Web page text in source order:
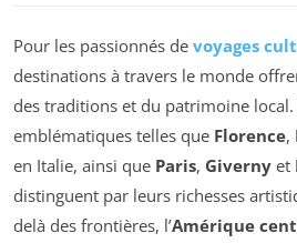
Pour les passionnés de voyages
destinations à travers le monde
des traditions et du patrimoine local.
emblématiques telles que Florence,
en Italie, ainsi que Paris, Giverny et
distinguent par leurs richesses
delà des frontières, l’Amérique